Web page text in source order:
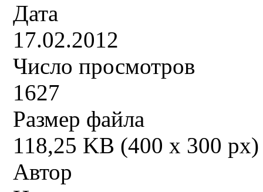
Дата
17.02.2012
Число просмотров
1627
Размер файла
118,25 KB (400 x 300 px)
Автор